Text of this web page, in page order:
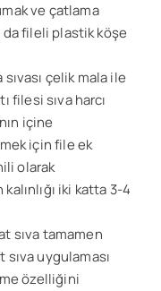
ve çatlama
fileli plastik köşe
sıvası çelik mala ile
filesi sıva harcı
içine
için file ek
olarak
iki katta 3-4
sıva tamamen
uygulaması
özelliğini